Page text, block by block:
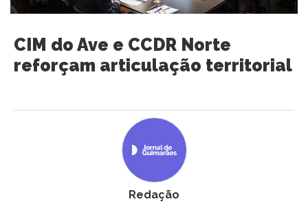
CIM do Ave e CCDR Norte
reforçam articulação territorial
Redação